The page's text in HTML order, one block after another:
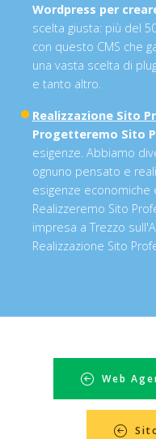
Wordpress per
scelta giusta: più del
con questo CMS che
una vasta scelta di
e tanto altro.
Realizzazione Sito
Progetteremo Sito
esigenze. Abbiamo
ognuno pensato e
esigenze economiche
Realizzeremo Sito
impresa a Trezzo
Realizzazione Sito
Web